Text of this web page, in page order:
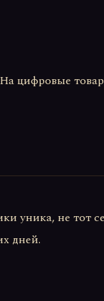
цифровые
уника, не тот
дней.